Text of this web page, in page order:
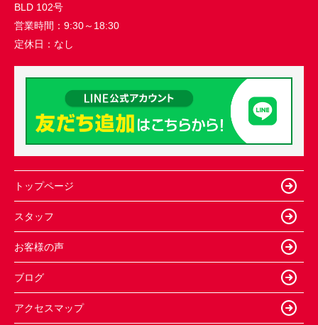
BLD 102号
営業時間： 9:30～18:30
定休日： なし
トップページ
スタッフ
お客様の声
ブログ
アクセスマップ